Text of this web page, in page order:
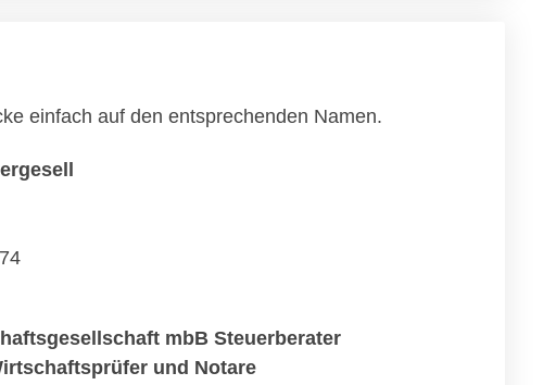
einfach auf den entsprechenden Namen.
mbB Steuerberater
und Notare